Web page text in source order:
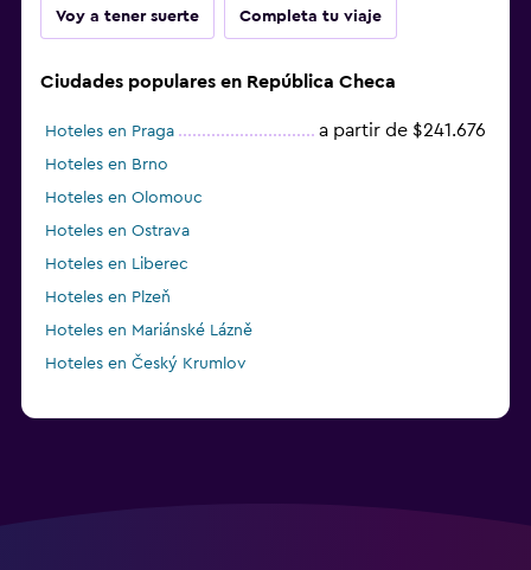
Gimnasio
Voy a tener suerte Completa tu viaje
Ciudades populares en República Checa
Hoteles en Praga a partir de $241.676
Hoteles en Brno
Hoteles en Olomouc
Hoteles en Ostrava
Hoteles en Liberec
Hoteles en Plzeň
Hoteles en Mariánské Lázně
Hoteles en Český Krumlov